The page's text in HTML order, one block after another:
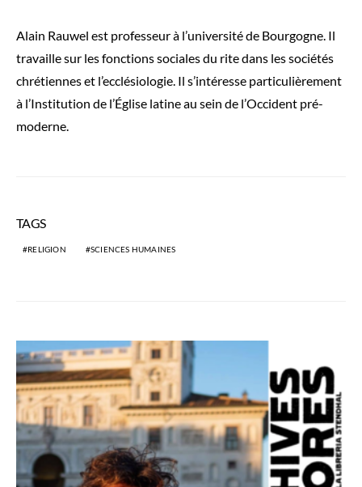
Alain Rauwel est professeur à l’université de Bourgogne. Il
travaille sur les fonctions sociales du rite dans les sociétés
chrétiennes et l’ecclésiologie. Il s’intéresse particulièrement
à l’Institution de l’Église latine au sein de l’Occident pré-
moderne.
TAGS
RELIGION SCIENCES HUMAINES